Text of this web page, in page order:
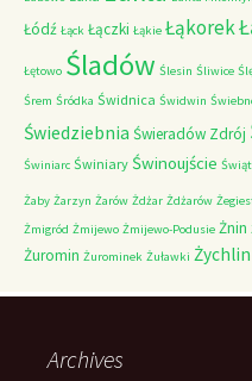
Łódź Łąck Łączki Łąkie Łąkorek
Łętowo Śladów Ślesin Śliwice
Śrem Śródka Świdnica Świdwin
Świedziebnia Świeradów Zdrój
Świniarc Świniary Świnoujście
Żaby Żarzyn Żarów Żdżar Żdżarów
Żmigród Żmijewo Żmijewo-Podusie Żnin
Żuromin Żurominek Żuławki Żychlin
Archives